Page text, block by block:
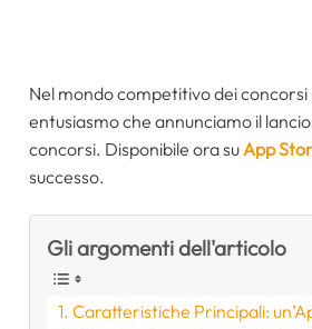
Nel mondo competitivo dei
entusiasmo che annunciamo il
concorsi. Disponibile ora su App
successo.
Gli argomenti dell'articolo
Caratteristiche Principali: